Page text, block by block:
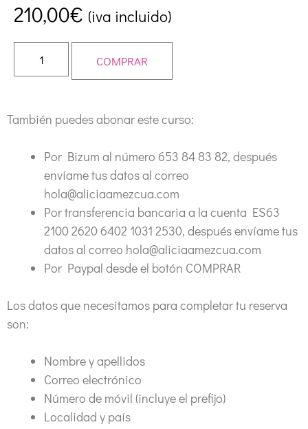
210,00€ (iva incluido)
COMPRAR
También puedes abonar este curso:
Por Bizum al número 653 84 83 82, después
envíame tus datos al correo
hola@aliciaamezcua.com
Por transferencia bancaria a la cuenta ES63
2100 2620 6402 1031 2530, después envíame tus
datos al correo hola@aliciaamezcua.com
Por Paypal desde el botón COMPRAR
Los datos que necesitamos para completar tu reserva
son:
Nombre y apellidos
Correo electrónico
Número de móvil (incluye el prefijo)
Localidad y país